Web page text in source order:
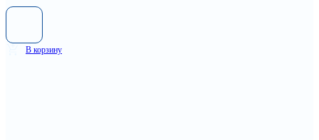
В корзину